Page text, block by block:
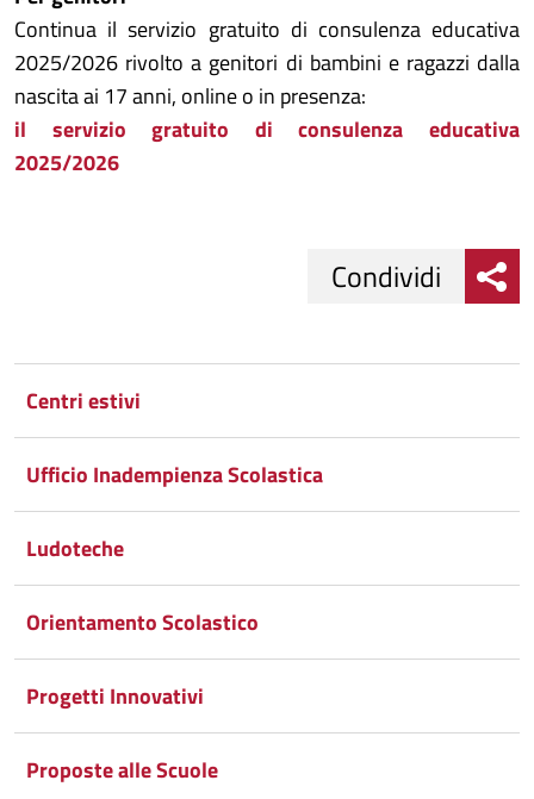
Continua il servizio gratuito di consulenza educativa
2025/2026 rivolto a genitori di bambini e ragazzi dalla
nascita ai 17 anni, online o in presenza:
il servizio gratuito di consulenza educativa
2025/2026
Facebook
su
Twitter
Condividi
su
Condividi
Condividi
Centri estivi
Ufficio Inadempienza Scolastica
Ludoteche
Orientamento Scolastico
Progetti Innovativi
Proposte alle Scuole